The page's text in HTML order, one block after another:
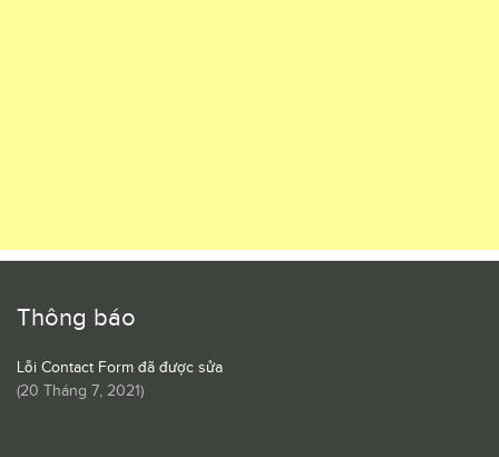
Thông báo
Lỗi Contact Form đã được sửa
(20 Tháng 7, 2021)